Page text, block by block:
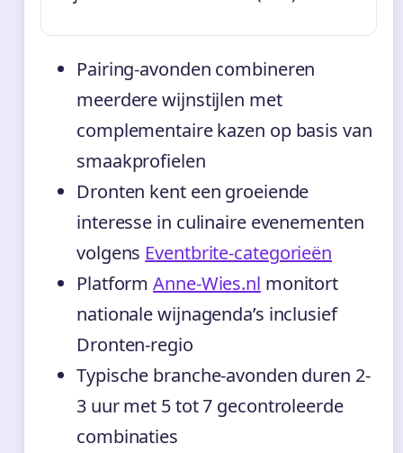
Pairing-avonden combineren
meerdere wijnstijlen met
complementaire kazen op basis van
smaakprofielen
Dronten kent een groeiende
interesse in culinaire evenementen
volgens Eventbrite-categorieën
PlatformAnne-Wies.nl monitort
nationale wijnagenda’s inclusief
Dronten-regio
Typische branche-avonden duren 2-
3 uur met 5 tot 7 gecontroleerde
combinaties